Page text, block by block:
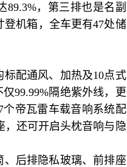
89.3%， 第三排也是名副
登机箱，全车更有47处储
标配通风、加热及10点式
仅99.99%隔绝紫外线，更
个帝瓦雷车载音响系统配
，还可开启头枕音响与隐
、后排隐私玻璃、前排座